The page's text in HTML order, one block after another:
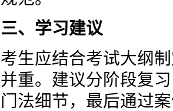
三、学习建议
考生应结合考试大纲
并重。建议分阶段复
门法细节，最后通过